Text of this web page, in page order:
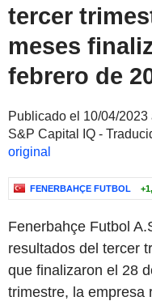
tercer
meses
febrero de
Publicado el 10/04/2023
S&P Capital IQ -
original
FENERBAHÇE FUTBOL
Fenerbahçe Futbol
resultados del tercer
que finalizaron el 28
trimestre, la empresa